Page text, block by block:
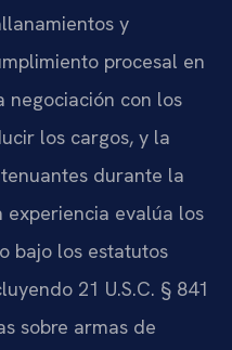
y
procesal en
negociación con los
los cargos, y la
durante la
experiencia evalúa los
bajo los estatutos
21 U.S.C. § 841
sobre armas de